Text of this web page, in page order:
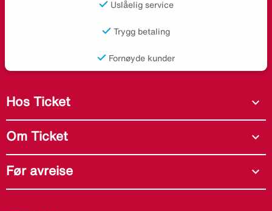
Uslåelig service
Trygg betaling
Fornøyde kunder
Hos Ticket expand_more
Om Ticket expand_more
Før avreise expand_more